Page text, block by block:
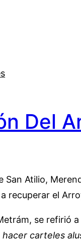
Del
Atilio,
recuperar el
se refirió
carteles